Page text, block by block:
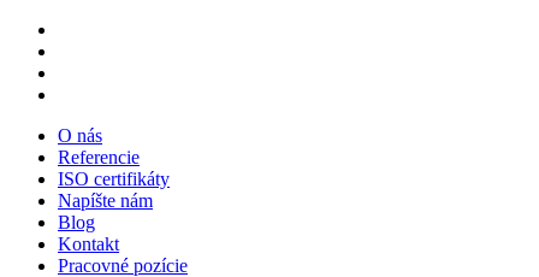
O nás
Referencie
ISO certifikáty
Napíšte nám
Blog
Kontakt
Pracovné pozície